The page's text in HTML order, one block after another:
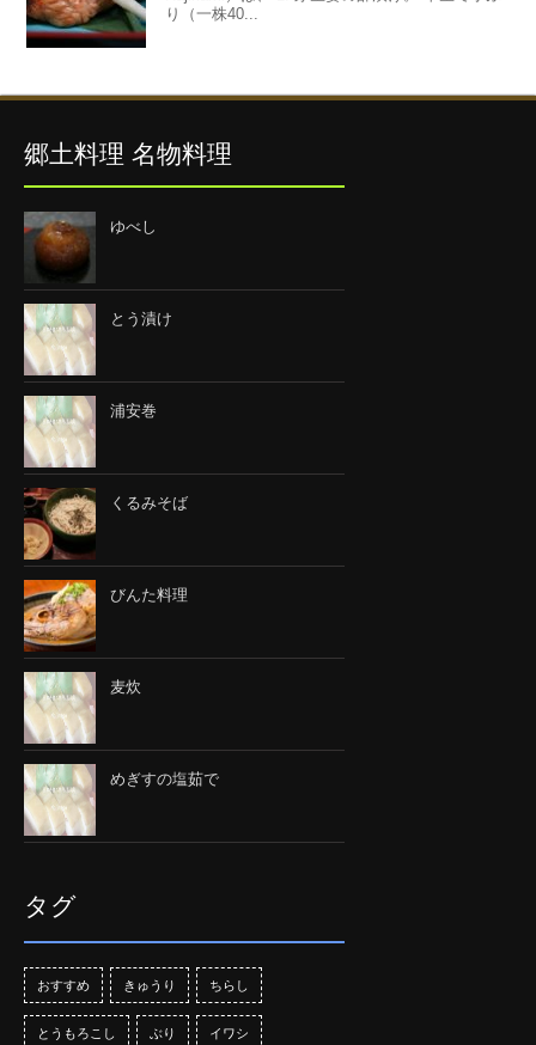
り（一株40...
郷土料理 名物料理
ゆべし
とう漬け
浦安巻
くるみそば
びんた料理
麦炊
めぎすの塩茹で
タグ
おすすめ きゅうり ちらし
とうもろこし ぶり イワシ